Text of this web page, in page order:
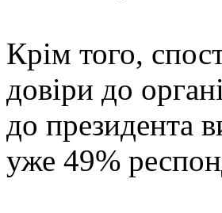
Крім того,
довіри до
до президента
уже 49%